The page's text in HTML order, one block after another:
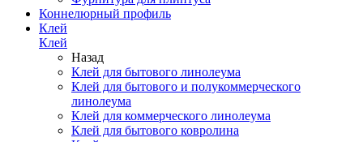
Коннелюрный профиль
Клей
Клей
Назад
Клей для бытового линолеума
Клей для бытового и полукоммерческого
линолеума
Клей для коммерческого линолеума
Клей для бытового ковролина